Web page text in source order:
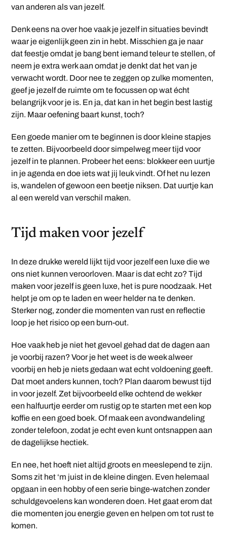
van anderen als van jezelf.
Denk eens na over hoe vaak je jezelf in situaties bevindt
waar je eigenlijk geen zin in hebt. Misschien ga je naar
dat feestje omdat je bang bent iemand teleur te stellen, of
neem je extra werk aan omdat je denkt dat het van je
verwacht wordt. Door nee te zeggen op zulke momenten,
geef je jezelf de ruimte om te focussen op wat écht
belangrijk voor je is. En ja, dat kan in het begin best lastig
zijn. Maar oefening baart kunst, toch?
Een goede manier om te beginnen is door kleine stapjes
te zetten. Bijvoorbeeld door simpelweg meer tijd voor
jezelf in te plannen. Probeer het eens: blokkeer een uurtje
in je agenda en doe iets wat jij leuk vindt. Of het nu lezen
is, wandelen of gewoon een beetje niksen. Dat uurtje kan
al een wereld van verschil maken.
Tijd maken voor jezelf
In deze drukke wereld lijkt tijd voor jezelf een luxe die we
ons niet kunnen veroorloven. Maar is dat echt zo? Tijd
maken voor jezelf is geen luxe, het is pure noodzaak. Het
helpt je om op te laden en weer helder na te denken.
Sterker nog, zonder die momenten van rust en reflectie
loop je het risico op een burn-out.
Hoe vaak heb je niet het gevoel gehad dat de dagen aan
je voorbij razen? Voor je het weet is de week alweer
voorbij en heb je niets gedaan wat echt voldoening geeft.
Dat moet anders kunnen, toch? Plan daarom bewust tijd
in voor jezelf. Zet bijvoorbeeld elke ochtend de wekker
een halfuurtje eerder om rustig op te starten met een kop
koffie en een goed boek. Of maak een avondwandeling
zonder telefoon, zodat je echt even kunt ontsnappen aan
de dagelijkse hectiek.
En nee, het hoeft niet altijd groots en meeslepend te zijn.
Soms zit het ‘m juist in de kleine dingen. Even helemaal
opgaan in een hobby of een serie binge-watchen zonder
schuldgevoelens kan wonderen doen. Het gaat erom dat
die momenten jou energie geven en helpen om tot rust te
komen.